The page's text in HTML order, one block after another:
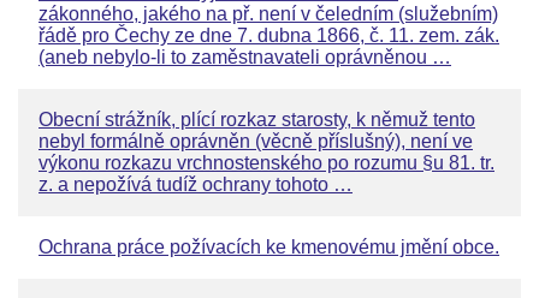
zákonného, jakého na př. není v čeledním (služebním)
řádě pro Čechy ze dne 7. dubna 1866, č. 11. zem. zák.
(aneb nebylo-li to zaměstnavateli oprávněnou …
Obecní strážník, plící rozkaz starosty, k němuž tento
nebyl formálně oprávněn (věcně příslušný), není ve
výkonu rozkazu vrchnostenského po rozumu §u 81. tr.
z. a nepožívá tudíž ochrany tohoto …
Ochrana práce požívacích ke kmenovému jmění obce.